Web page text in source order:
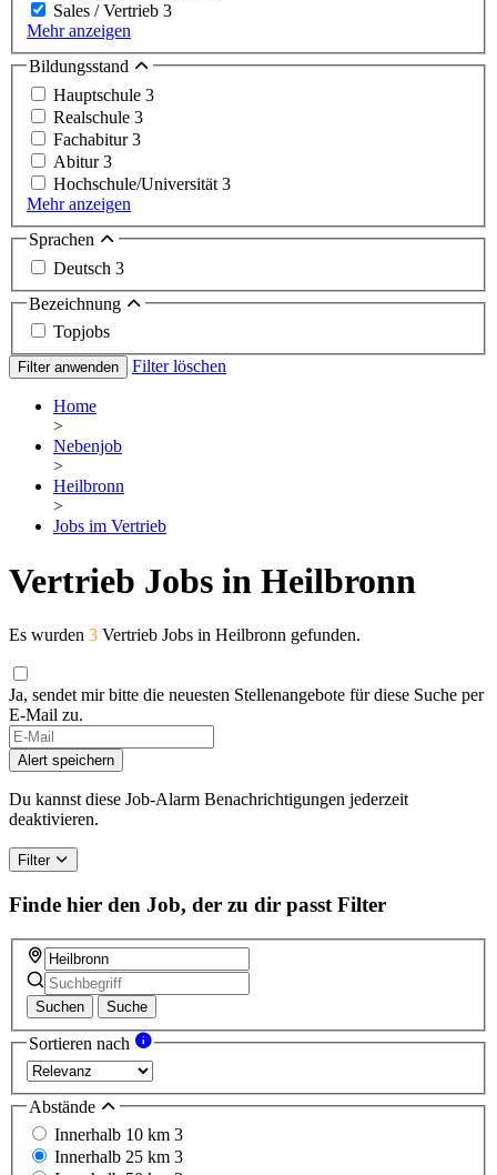
Sales / Vertrieb 3
Mehr anzeigen
Bildungsstand
Hauptschule 3
Realschule 3
Fachabitur3
Abitur3
Hochschule/Universität 3
Mehr anzeigen
Sprachen
Deutsch 3
Bezeichnung
Topjobs
Filter anwenden Filter löschen
Home
>
Nebenjob
>
Heilbronn
>
Jobs im Vertrieb
Vertrieb Jobs in Heilbronn
Es wurden 3 Vertrieb Jobs in Heilbronn gefunden.
Ja, sendet mir bitte die neuesten Stellenangebote für diese Suche per
E-Mail zu.
Alert speichern
Du kannst diese Job-Alarm Benachrichtigungen jederzeit
deaktivieren.
Filter
Finde hier den Job, der zu dir passt Filter
Suchen Suche
Sortieren nach
Abstände
Innerhalb 10 km 3
Innerhalb 25 km 3